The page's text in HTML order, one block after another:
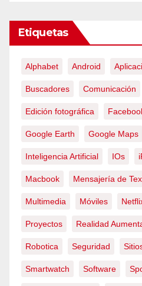
Etiquetas
Alphabet Android
Buscadores Comunicación
Edición fotográfica
Google Earth Google Maps
Inteligencia Artificial IOs
Macbook Mensajería de
Multimedia Móviles
Proyectos Realidad
Robotica Seguridad
Smartwatch Software